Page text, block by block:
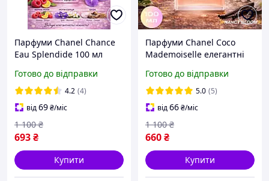
Парфуми Chanel Chance
Eau Splendide 100 мл
малини ірису Шанель
Готово до відправки
4.2 (4)
від69₴/міс
693₴
1 100 ₴
Купити
Парфуми Chanel Coco
Mademoiselle елегантні
Коко Мадемуазель 100мл
Готово до відправки
5.0 (5)
від66₴/міс
660₴
1 100 ₴
Купити